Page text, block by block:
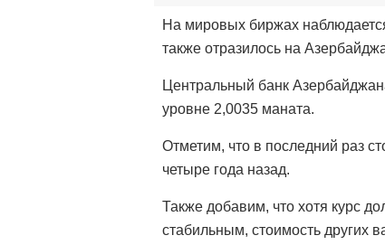
На мировых биржах
также отразилось на
Центральный банк
уровне 2,0035 маната.
Отметим, что в последний раз
четыре года назад.
Также добавим, что хотя курс
стабильным, стоимость других